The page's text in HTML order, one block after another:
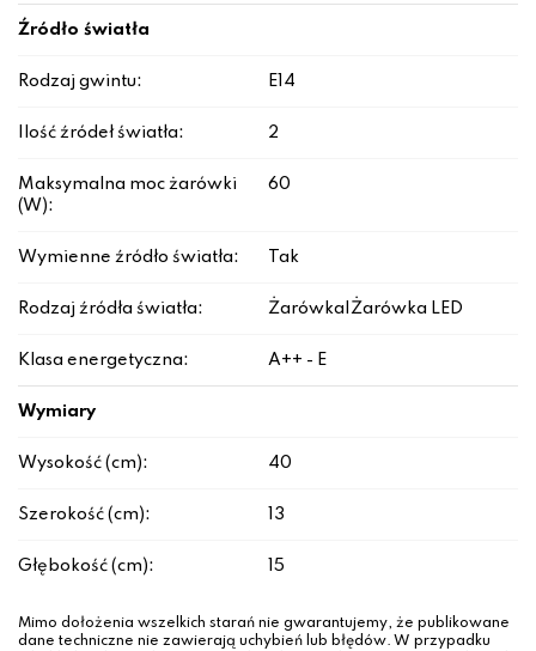
Źródło światła
Rodzaj gwintu: E14
Ilość źródeł światła: 2
Maksymalna moc żarówki
(W):
60
Wymienne źródło światła: Tak
Rodzaj źródła światła: Żarówka|Żarówka LED
Klasa energetyczna: A++ - E
Wymiary
Wysokość (cm): 40
Szerokość (cm): 13
Głębokość (cm): 15
Mimo dołożenia wszelkich starań nie gwarantujemy, że publikowane
dane techniczne nie zawierają uchybień lub błędów. W przypadku